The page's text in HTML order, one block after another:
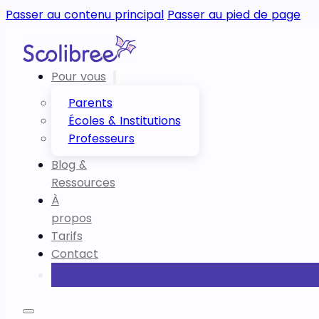
Passer au contenu principal Passer au pied de page
Pour vous
Parents
Écoles & Institutions
Professeurs
Blog &
Ressources
À
propos
Tarifs
Contact